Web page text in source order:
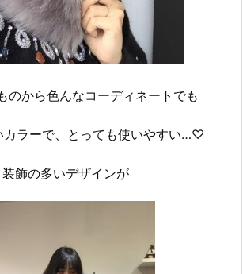
のから色んなコーディネートでも
カラーで、とっても使いやすい…♡
装飾の多いデザインが